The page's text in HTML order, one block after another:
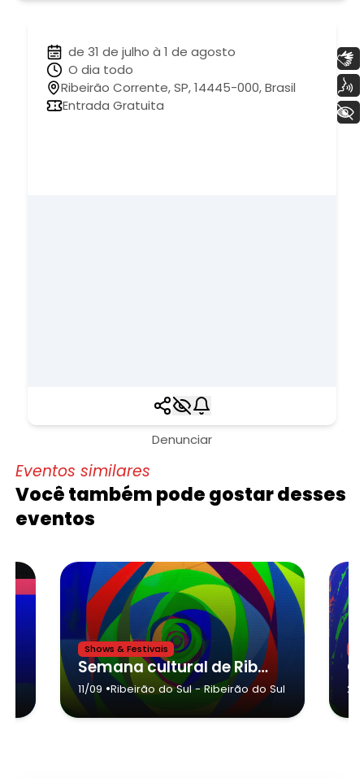
de 31 de julho à 1 de agosto
O dia todo
Ribeirão Corrente, SP, 14445-000, Brasil
Entrada Gratuita
Denunciar
Eventos similares
Você também pode gostar desses
eventos
Shows & Festivais
Semana cultural de Ribeirão do sul - Ribeirão do sul
11/09 •Ribeirão do Sul- Ribeirão do Sul
Voz